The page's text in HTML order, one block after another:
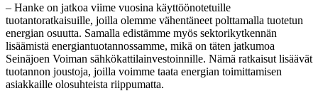
– Hanke on jatkoa viime vuosina käyttöönotetuille
tuotantoratkaisuille, joilla olemme vähentäneet polttamalla tuotetun
energian osuutta. Samalla edistämme myös sektorikytkennän
lisäämistä energiantuotannossamme, mikä on täten jatkumoa
Seinäjoen Voiman sähkökattilainvestoinnille. Nämä ratkaisut lisäävät
tuotannon joustoja, joilla voimme taata energian toimittamisen
asiakkaille olosuhteista riippumatta.